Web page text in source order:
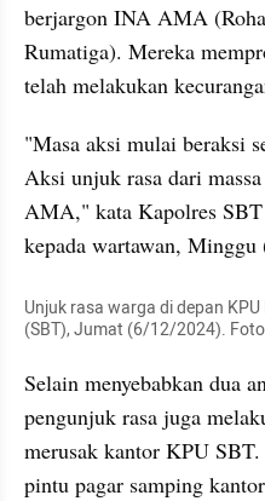
berjargon INA AMA
Rumatiga). Mereka
telah melakukan
"Masa aksi mulai beraksi
Aksi unjuk rasa dari
AMA," kata Kapolres
kepada wartawan, Minggu
Unjuk rasa warga di depan
(SBT), Jumat (6/12/2024).
Selain menyebabkan dua
pengunjuk rasa juga
merusak kantor KPU
pintu pagar samping